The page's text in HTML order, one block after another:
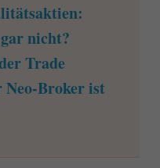
nicht?
Trade
Broker ist